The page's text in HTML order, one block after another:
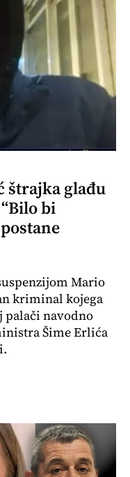
štrajka glađu
bi
Mario
kriminal kojega
palači navodno
Šime Erlića